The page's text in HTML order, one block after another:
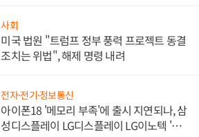
사회
미국 법원 "트럼프 정부 풍력 프로젝트 동결
조치는 위법", 해제 명령 내려
전자·전기·정보통신
아이폰18 '메모리 부족'에 출시 지연되나, 삼
성디스플레이 LG디스플레이 LG이노텍 '탈